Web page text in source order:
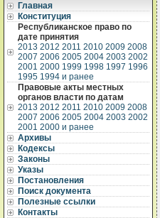
Главная
Конституция
Республиканское право по
дате принятия
2013 2012 2011 2010 2009 2008
2007 2006 2005 2004 2003 2002
2001 2000 1999 1998 1997 1996
1995 1994 и ранее
Правовые акты местных
органов власти по датам
2013 2012 2011 2010 2009 2008
2007 2006 2005 2004 2003 2002
2001 2000 и ранее
Архивы
Кодексы
Законы
Указы
Постановления
Поиск документа
Полезные ссылки
Контакты